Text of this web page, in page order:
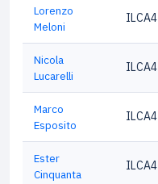
Lorenzo
Meloni
ILCA4
Nicola
Lucarelli
ILCA4
Marco
Esposito
ILCA4
Ester
Cinquanta
ILCA4